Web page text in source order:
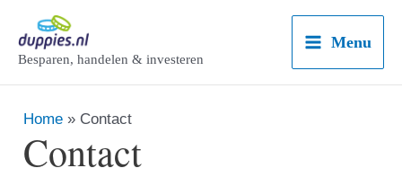
naar
inhoud
Besparen, handelen & investeren
Main
Menu
Home Contact
Contact